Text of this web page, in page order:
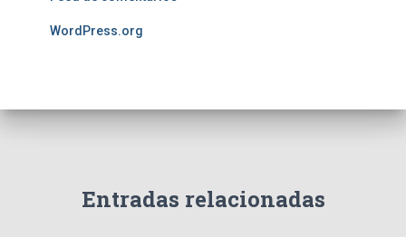
WordPress.org
Entradas relacionadas